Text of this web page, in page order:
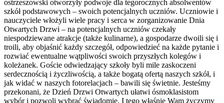
ostrzeszowski otworzyły podwoje dla tegorocznych absolwentów
szkół podstawowych – swoich potencjalnych uczniów. Uczniowie i
nauczyciele włożyli wiele pracy i serca w zorganizowanie Dnia
Otwartych Drzwi – na potencjalnych uczniów czekały
niespodziewane atrakcje (także kulinarne), a gospodarze dwoili się i
troili, aby objaśnić każdy szczegół, odpowiedzieć na każde pytanie i
rozwiać ewentualne wątpliwości swoich przyszłych kolegów i
koleżanek. Goście odwiedzający szkoły byli mile zaskoczeni
serdecznością i życzliwością, a także bogatą ofertą naszych szkół, i
jak widać w naszych fotorelacjach – bawili się świetnie. Jesteśmy
przekonani, że Dzień Drzwi Otwartych ułatwi ósmoklasistom
wybór i pozwoli wybrać świadomie. I tego właśnie Wam życzymy